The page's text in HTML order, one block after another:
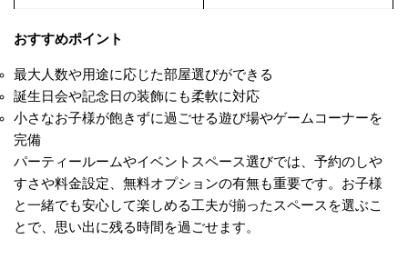
おすすめポイント
最大人数や用途に応じた部屋選びができる
誕生日会や記念日の装飾にも柔軟に対応
小さなお子様が飽きずに過ごせる遊び場やゲームコーナーを
完備
パーティールームやイベントスペース選びでは、予約のしや
すさや料金設定、無料オプションの有無も重要です。お子様
と一緒でも安心して楽しめる工夫が揃ったスペースを選ぶこ
とで、思い出に残る時間を過ごせます。